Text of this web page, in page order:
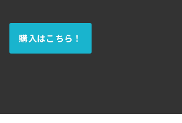
購入はこちら！